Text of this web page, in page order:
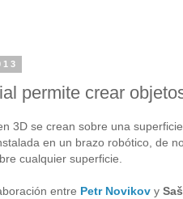
permite crear
3D se crean sobre una
en un brazo robótico, de
cualquier superficie.
entre Petr Novikov y